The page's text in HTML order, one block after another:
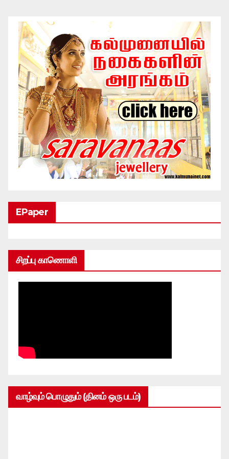
EPaper
சிறப்பு காணொளி
வாழ்வும் பொழுதும் (தினம் ஒரு படம்)